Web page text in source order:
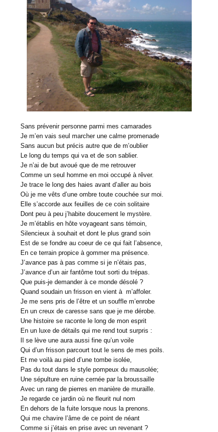
Sans prévenir personne parmi mes camarades
Je m’en vais seul marcher une calme promenade
Sans aucun but précis autre que de m’oublier
Le long du temps qui va et de son sablier.
Je n’ai de but avoué que de me retrouver
Comme un seul homme en moi occupé à rêver.
Je trace le long des haies avant d’aller au bois
Où je me vêts d’une ombre toute couchée sur moi.
Elle s’accorde aux feuilles de ce coin solitaire
Dont peu à peu j’habite doucement le mystère.
Je m’établis en hôte voyageant sans témoin,
Silencieux à souhait et dont le plus grand soin
Est de se fondre au coeur de ce qui fait l’absence,
En ce terrain propice à gommer ma présence.
J’avance pas à pas comme si je n’étais pas,
J’avance d’un air fantôme tout sorti du trépas.
Que puis-je demander à ce monde désolé ?
Quand soudain un frisson en vient à m’affoler.
Je me sens pris de l’être et un souffle m’enrobe
En un creux de caresse sans que je me dérobe.
Une histoire se raconte le long de mon esprit
En un luxe de détails qui me rend tout surpris :
Il se lève une aura aussi fine qu’un voile
Qui d’un frisson parcourt tout le sens de mes poils.
Et me voilà au pied d’une tombe isolée,
Pas du tout dans le style pompeux du mausolée;
Une sépulture en ruine cernée par la broussaille
Avec un rang de pierres en manière de muraille.
Je regarde ce jardin où ne fleurit nul nom
En dehors de la fuite lorsque nous la prenons.
Qui me chavire l’âme de ce point de néant
Comme si j’étais en prise avec un revenant ?